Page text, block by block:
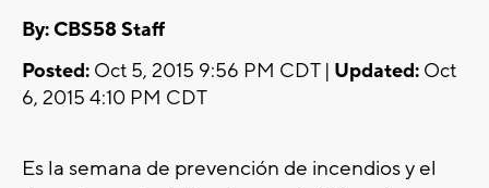
By: CBS58 Staff
Posted: Oct 5, 2015 9:56 PM CDT | Updated: Oct
6, 2015 4:10 PM CDT
Es la semana de prevención de incendios y el